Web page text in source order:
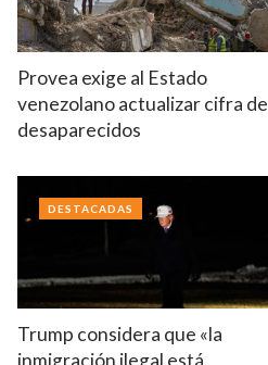
Provea exige al Estado
venezolano actualizar cifra de
desaparecidos
Trump considera que «la
inmigración ilegal está
DESTACADAS